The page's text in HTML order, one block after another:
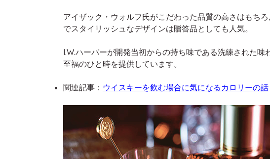
アイザック・ウォルフ氏がこだわった品質の高さはもち
でスタイリッシュなデザインは贈答品としても人気。
I.W.ハーパーが開発当初からの持ち味である洗練された味
至福のひと時を提供しています。
関連記事： ウイスキーを飲む場合に気になるカロリーの話